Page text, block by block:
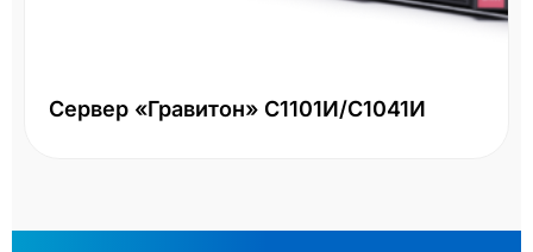
Сервер «Гравитон» С1101И/С1041И